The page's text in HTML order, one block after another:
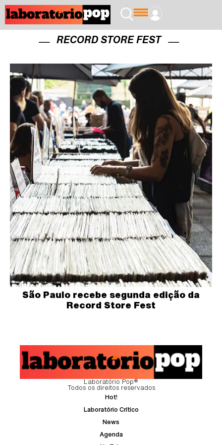
RECORD STORE FEST
São Paulo recebe segunda edição da
Record Store Fest
Laboratório Pop®
Todos os direitos reservados
Hot!
Laboratório Crítico
News
Agenda